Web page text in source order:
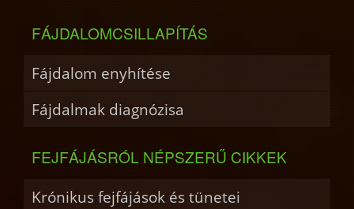
FÁJDALOMCSILLAPÍTÁS
Fájdalom enyhítése
Fájdalmak diagnózisa
FEJFÁJÁSRÓL NÉPSZERŰ CIKKEK
Krónikus fejfájások és tünetei